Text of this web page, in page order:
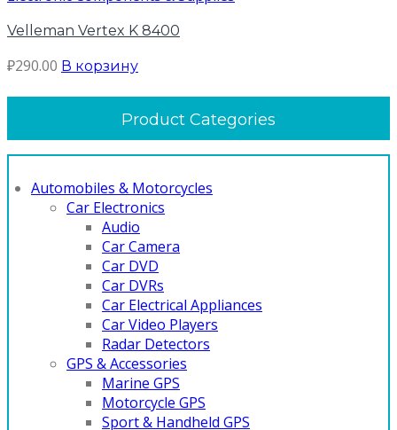
Velleman Vertex K 8400
₽290.00 В корзину
Product Categories
Automobiles & Motorcycles
Car Electronics
Audio
Car Camera
Car DVD
Car DVRs
Car Electrical Appliances
Car Video Players
Radar Detectors
GPS & Accessories
Marine GPS
Motorcycle GPS
Sport & Handheld GPS